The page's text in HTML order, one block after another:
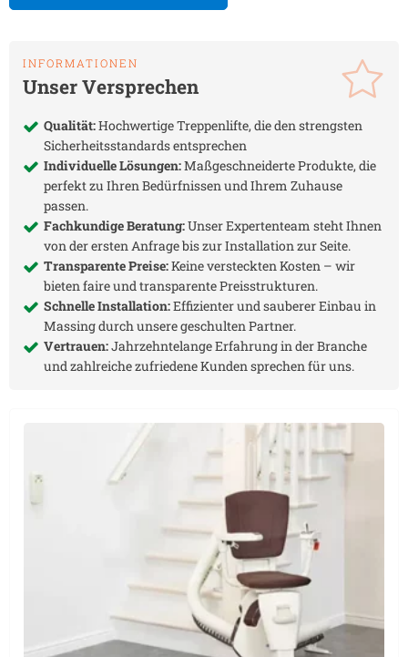
INFORMATIONEN
Unser Versprechen
Qualität:Hochwertige Treppenlifte, die den strengsten
Sicherheitsstandards entsprechen
Individuelle Lösungen:Maßgeschneiderte Produkte, die
perfekt zu Ihren Bedürfnissen und Ihrem Zuhause
passen.
Fachkundige Beratung:Unser Expertenteam steht Ihnen
von der ersten Anfrage bis zur Installation zur Seite.
Transparente Preise:Keine versteckten Kosten – wir
bieten faire und transparente Preisstrukturen.
Schnelle Installation:Effizienter und sauberer Einbau in
Massingdurch unsere geschulten Partner.
Vertrauen:Jahrzehntelange Erfahrung in der Branche
und zahlreiche zufriedene Kunden sprechen für uns.